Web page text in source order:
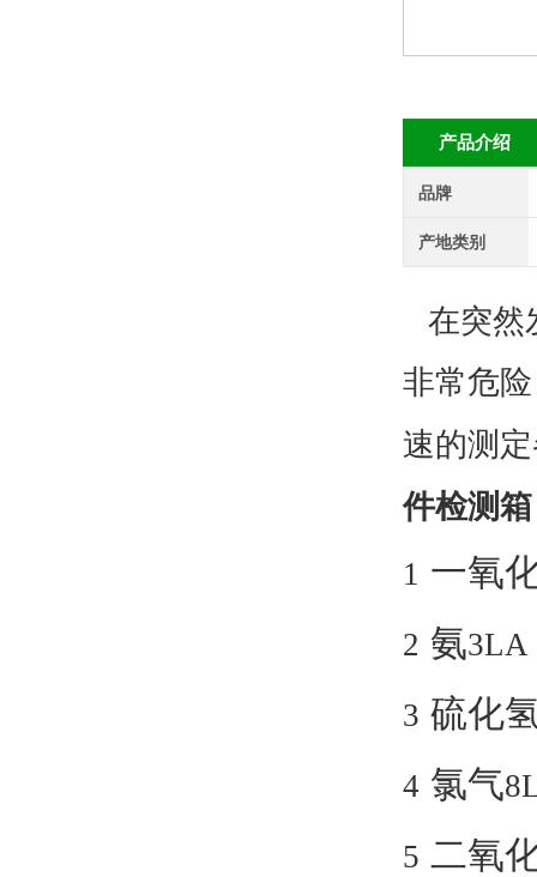
产品介绍
品牌
产地类别
在突然
非常危
速的测
件检测箱
1 一氧
2 氨3LA
3 硫化
4 氯气
5 二氧